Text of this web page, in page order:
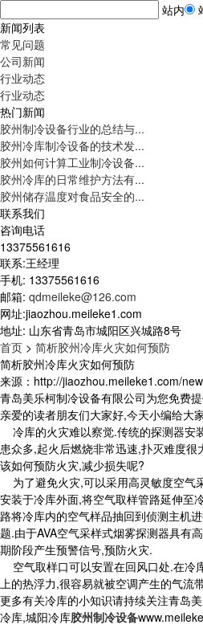
站内
新闻列表
常见问题
公司新闻
行业动态
行业动态
热门新闻
胶州制冷设备行业的总结与...
胶州冷库制冷设备的技术发...
胶州如何计算工业制冷设备...
胶州冷库的日常维护方法有...
胶州储存温度对食品安全的...
联系我们
咨询电话
13375561616
联系:王经理
手机: 13375561616
邮箱: qdmeileke@126.com
网址:jiaozhou.meileke1.com
地址: 山东省青岛市城阳区兴城路8号
首页 > 简析胶州冷库火灾如何预防
简析胶州冷库火灾如何预防
来源：http://jiaozhou.meileke1.com/
青岛美乐柯制冷设备有限公司为您免费
亲爱的读者朋友们大家好,今天小编给大
冷库的火灾难以察觉.传统的探测器安
患众多,起火后燃烧非常迅速,扑灭难度
该如何预防火灾,减少损失呢?
为了避免火灾,可以采用高灵敏度空气
安装于冷库外面,将空气取样管路延伸至
路将冷库内的空气样品抽回到侦测主机
题.由于AVA空气采样式烟雾探测器具有
期阶段产生预警信号,预防火灾.
空气取样口可以安置在回风口处.在冷
上的热浮力,很容易就被空调产生的气流
更多有关冷库的小知识请持续关注青岛
冷库,城阳冷库胶州制冷设备